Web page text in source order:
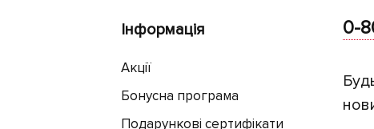
Інформація
Акції
Бонусна програма
Подарункові сертифікати
0-